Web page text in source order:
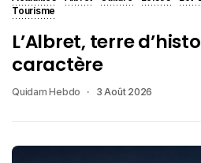
Tourisme
L’Albret, terre
caractère
Quidam Hebdo 3 Août 2026